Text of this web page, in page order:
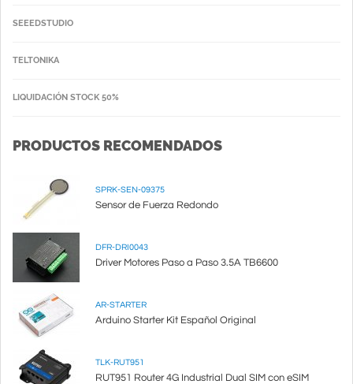
SEEEDSTUDIO
TELTONIKA
LIQUIDACIÓN STOCK 50%
PRODUCTOS RECOMENDADOS
SPRK-SEN-09375
Sensor de Fuerza Redondo
DFR-DRI0043
Driver Motores Paso a Paso 3.5A TB6600
AR-STARTER
Arduino Starter Kit Español Original
TLK-RUT951
RUT951 Router 4G Industrial Dual SIM con eSIM